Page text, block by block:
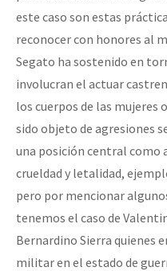
este caso son estas
reconocer con honores al
Segato ha sostenido en
involucran el actuar
los cuerpos de las mujeres
sido objeto de agresiones
una posición central como
crueldad y letalidad,
pero por mencionar
tenemos el caso de
Bernardino Sierra quienes
militar en el estado de